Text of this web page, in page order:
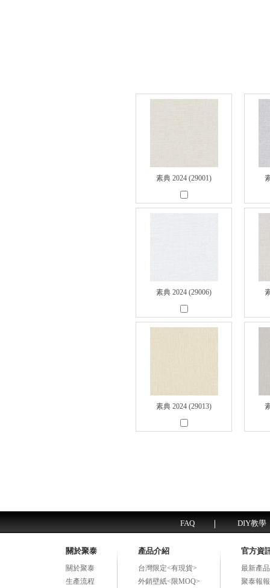
素典 2024 (29001)
素典 2024 (29006)
素典 2024 (29013)
FAQ DIY教學
關於聚泰
關於聚泰
生產流程
產品介紹
台灣限定<有現貨>
外銷壁紙<限MOQ>
官方資
最新產
聚泰報報